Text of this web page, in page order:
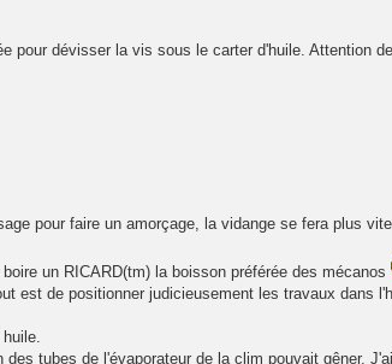
pour dévisser la vis sous le carter d'huile. Attention
pour faire un amorçage, la vidange se fera plus
un RICARD(tm) la boisson préférée des mécanos
est de positionner judicieusement les travaux dans
des tubes de l'évaporateur de la clim pouvait gêner.